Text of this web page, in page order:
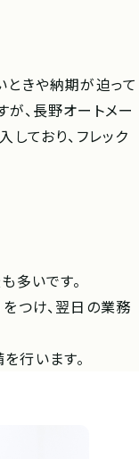
ときや納期が迫って
、長野オートメー
しており、フレック
多いです。
つけ、翌日の業務
行います。